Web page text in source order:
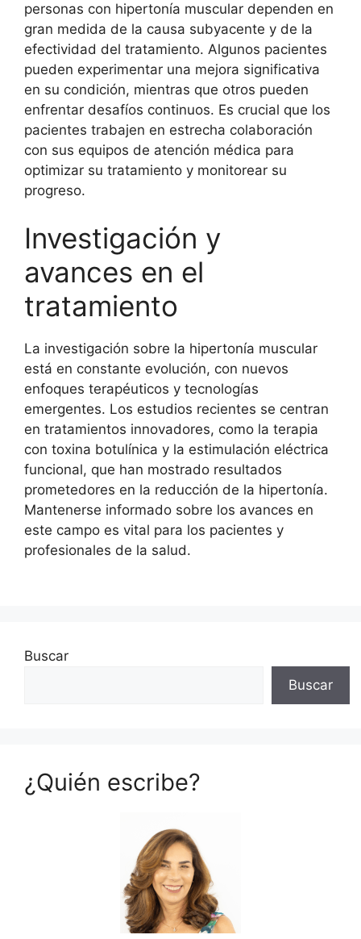
personas con hipertonía muscular dependen en
gran medida de la causa subyacente y de la
efectividad del tratamiento. Algunos pacientes
pueden experimentar una mejora significativa
en su condición, mientras que otros pueden
enfrentar desafíos continuos. Es crucial que los
pacientes trabajen en estrecha colaboración
con sus equipos de atención médica para
optimizar su tratamiento y monitorear su
progreso.
Investigación y
avances en el
tratamiento
La investigación sobre la hipertonía muscular
está en constante evolución, con nuevos
enfoques terapéuticos y tecnologías
emergentes. Los estudios recientes se centran
en tratamientos innovadores, como la terapia
con toxina botulínica y la estimulación eléctrica
funcional, que han mostrado resultados
prometedores en la reducción de la hipertonía.
Mantenerse informado sobre los avances en
este campo es vital para los pacientes y
profesionales de la salud.
Buscar
Buscar
¿Quién escribe?